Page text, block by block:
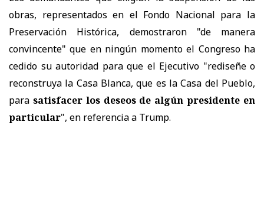
obras, representados en el Fondo Nacional para la
Preservación Histórica, demostraron "de manera
convincente" que en ningún momento el Congreso ha
cedido su autoridad para que el Ejecutivo "rediseñe o
reconstruya la Casa Blanca, que es la Casa del Pueblo,
para satisfacer los deseos de algún presidente en
particular", en referencia a Trump.